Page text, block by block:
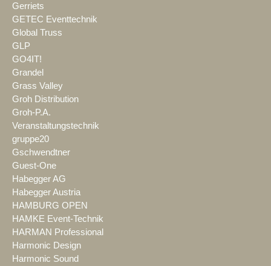
Gerriets
GETEC Eventtechnik
Global Truss
GLP
GO4IT!
Grandel
Grass Valley
Groh Distribution
Groh-P.A.
Veranstaltungstechnik
gruppe20
Gschwendtner
Guest-One
Habegger AG
Habegger Austria
HAMBURG OPEN
HAMKE Event-Technik
HARMAN Professional
Harmonic Design
Harmonic Sound